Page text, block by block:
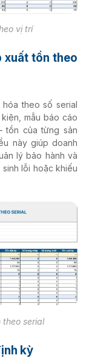
vị trí
xuất tồn theo
theo số serial
mẫu báo cáo
tồn của từng sản
này giúp doanh
lý bảo hành và
lỗi hoặc khiếu
theo serial
kỳ